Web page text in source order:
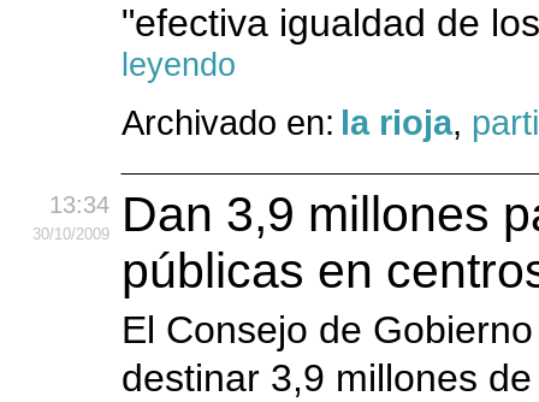
"efectiva igualdad de
leyendo
Archivado en: la rioja,
13:34
30/10/2009
Dan 3,9 millones
públicas en
El Consejo de
destinar 3,9 millones